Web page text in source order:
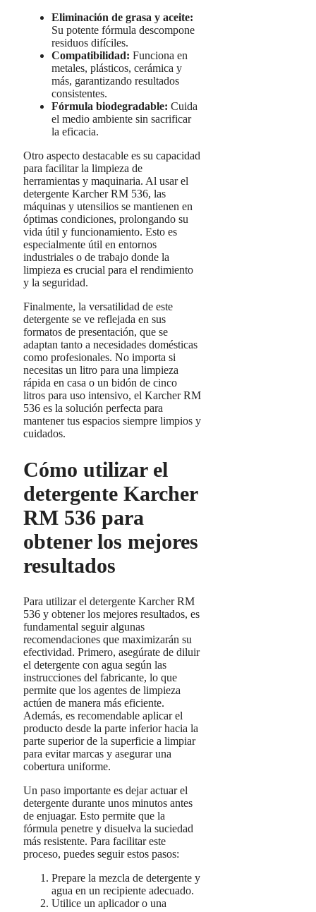
Eliminación de grasa y aceite:
Su potente fórmula descompone
residuos difíciles.
Compatibilidad: Funciona en
metales, plásticos, cerámica y
más, garantizando resultados
consistentes.
Fórmula biodegradable: Cuida
el medio ambiente sin sacrificar
la eficacia.
Otro aspecto destacable es su capacidad
para facilitar la limpieza de
herramientas y maquinaria. Al usar el
detergente Karcher RM 536, las
máquinas y utensilios se mantienen en
óptimas condiciones, prolongando su
vida útil y funcionamiento. Esto es
especialmente útil en entornos
industriales o de trabajo donde la
limpieza es crucial para el rendimiento
y la seguridad.
Finalmente, la versatilidad de este
detergente se ve reflejada en sus
formatos de presentación, que se
adaptan tanto a necesidades domésticas
como profesionales. No importa si
necesitas un litro para una limpieza
rápida en casa o un bidón de cinco
litros para uso intensivo, el Karcher RM
536 es la solución perfecta para
mantener tus espacios siempre limpios y
cuidados.
Cómo utilizar el
detergente Karcher
RM 536 para
obtener los mejores
resultados
Para utilizar el detergente Karcher RM
536 y obtener los mejores resultados, es
fundamental seguir algunas
recomendaciones que maximizarán su
efectividad. Primero, asegúrate de diluir
el detergente con agua según las
instrucciones del fabricante, lo que
permite que los agentes de limpieza
actúen de manera más eficiente.
Además, es recomendable aplicar el
producto desde la parte inferior hacia la
parte superior de la superficie a limpiar
para evitar marcas y asegurar una
cobertura uniforme.
Un paso importante es dejar actuar el
detergente durante unos minutos antes
de enjuagar. Esto permite que la
fórmula penetre y disuelva la suciedad
más resistente. Para facilitar este
proceso, puedes seguir estos pasos:
Prepare la mezcla de detergente y
agua en un recipiente adecuado.
Utilice un aplicador o una